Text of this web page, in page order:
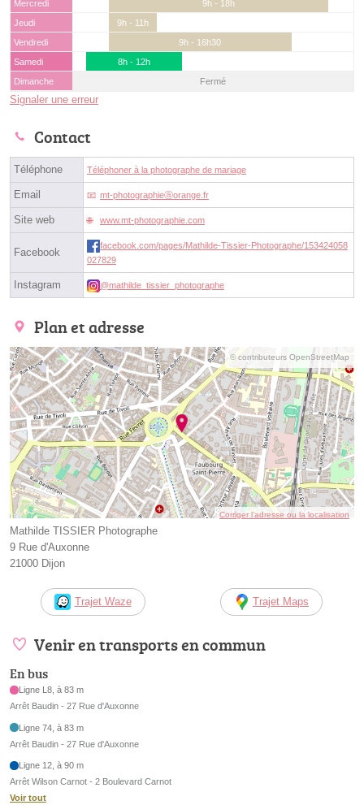
Mercredi
9h - 18h
Jeudi
9h - 11h
Vendredi
9h - 16h30
Samedi
8h - 12h
Dimanche
Fermé
Signaler une erreur
Contact
Téléphone Téléphoner à la photographe de mariage
Email mt-photographieⓐorange.fr
Site web www.mt-photographie.com
Facebook
facebook.com/pages/Mathilde-Tissier-Photographe/153424058
027829
Instagram @mathilde_tissier_photographe
Plan et adresse
© contributeurs OpenStreetMap
Corriger l’adresse ou la localisation
Mathilde TISSIER Photographe
9 Rue d'Auxonne
21000 Dijon
Trajet Waze Trajet Maps
Venir en transports en commun
En bus
Ligne L8, à 83 m
Arrêt Baudin - 27 Rue d'Auxonne
Ligne 74, à 83 m
Arrêt Baudin - 27 Rue d'Auxonne
Ligne 12, à 90 m
Arrêt Wilson Carnot - 2 Boulevard Carnot
Voir tout